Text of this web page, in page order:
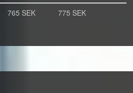
765 SEK 775 SEK